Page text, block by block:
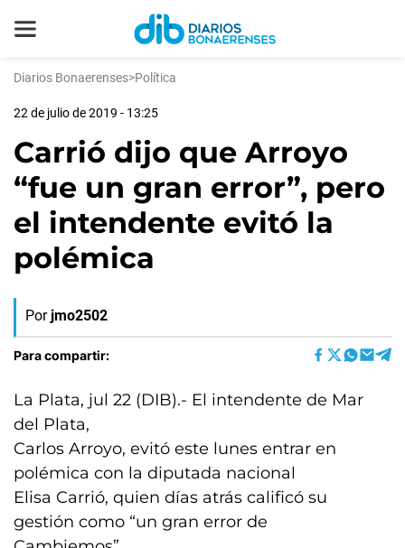
Diarios Bonaerenses>Política
22 de julio de 2019 - 13:25
Carrió dijo que Arroyo
“fue un gran error”, pero
el intendente evitó la
polémica
Por jmo2502
Para compartir:
La Plata, jul 22 (DIB).- El intendente de Mar
del Plata,
Carlos Arroyo, evitó este lunes entrar en
polémica con la diputada nacional
Elisa Carrió, quien días atrás calificó su
gestión como “un gran error de